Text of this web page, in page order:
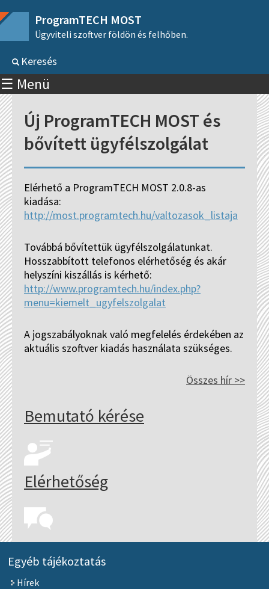
ProgramTECH MOST
Ügyviteli szoftver földön és felhőben.
Keresés
☰ Menü
Új ProgramTECH MOST és
bővített ügyfélszolgálat
Elérhető a ProgramTECH MOST 2.0.8-as
kiadása:
http://most.programtech.hu/valtozasok_listaja
Továbbá bővítettük ügyfélszolgálatunkat.
Hosszabbított telefonos elérhetőség és akár
helyszíni kiszállás is kérhető:
http://www.programtech.hu/index.php?
menu=kiemelt_ugyfelszolgalat
A jogszabályoknak való megfelelés érdekében az
aktuális szoftver kiadás használata szükséges.
Összes hír >>
Bemutató kérése
Elérhetőség
Egyéb tájékoztatás
Hírek